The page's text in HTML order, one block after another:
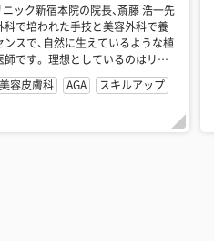
ック新宿本院の院長、斎藤 浩一先
科で培われた手技と美容外科で養
スで、自然に生えているような植
です。 理想としているのはリア
精進だと...
美容皮膚科 AGA スキルアップ